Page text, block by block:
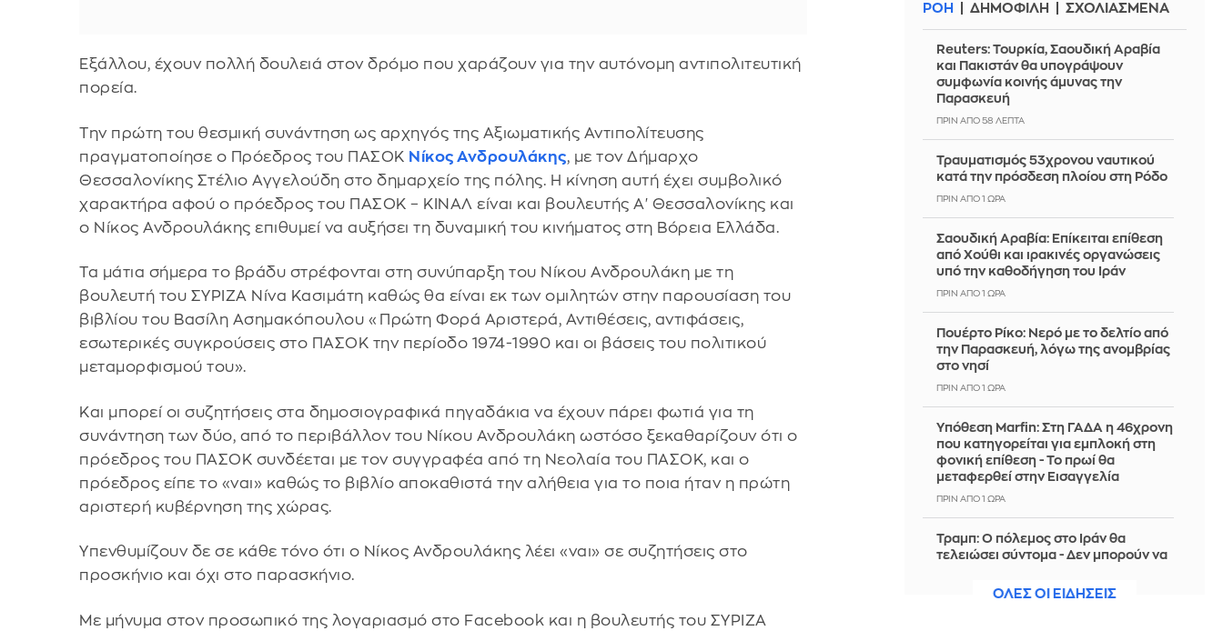
Εξάλλου, έχουν πολλή δουλειά στον δρόμο που χαράζουν για την αυτόνομη αντιπολιτευτική
πορεία.
Την πρώτη του θεσμική συνάντηση ως αρχηγός της Αξιωματικής Αντιπολίτευσης
πραγματοποίησε ο Πρόεδρος του ΠΑΣΟΚ Νίκος Ανδρουλάκης, με τον Δήμαρχο
Θεσσαλονίκης Στέλιο Αγγελούδη στο δημαρχείο της πόλης. Η κίνηση αυτή έχει συμβολικό
χαρακτήρα αφού ο πρόεδρος του ΠΑΣΟΚ – ΚΙΝΑΛ είναι και βουλευτής Α' Θεσσαλονίκης και
ο Νίκος Ανδρουλάκης επιθυμεί να αυξήσει τη δυναμική του κινήματος στη Βόρεια Ελλάδα.
Τα μάτια σήμερα το βράδυ στρέφονται στη συνύπαρξη του Νίκου Ανδρουλάκη με τη
βουλευτή του ΣΥΡΙΖΑ Νίνα Κασιμάτη καθώς θα είναι εκ των ομιλητών στην παρουσίαση του
βιβλίου του Βασίλη Ασημακόπουλου «Πρώτη Φορά Αριστερά, Αντιθέσεις, αντιφάσεις,
εσωτερικές συγκρούσεις στο ΠΑΣΟΚ την περίοδο 1974-1990 και οι βάσεις του πολιτικού
μεταμορφισμού του».
Και μπορεί οι συζητήσεις στα δημοσιογραφικά πηγαδάκια να έχουν πάρει φωτιά για τη
συνάντηση των δύο, από το περιβάλλον του Νίκου Ανδρουλάκη ωστόσο ξεκαθαρίζουν ότι ο
πρόεδρος του ΠΑΣΟΚ συνδέεται με τον συγγραφέα από τη Νεολαία του ΠΑΣΟΚ, και ο
πρόεδρος είπε το «ναι» καθώς το βιβλίο αποκαθιστά την αλήθεια για το ποια ήταν η πρώτη
αριστερή κυβέρνηση της χώρας.
Υπενθυμίζουν δε σε κάθε τόνο ότι ο Νίκος Ανδρουλάκης λέει «ναι» σε συζητήσεις στο
προσκήνιο και όχι στο παρασκήνιο.
Με μήνυμα στον προσωπικό της λογαριασμό στο Facebook και η βουλευτής του ΣΥΡΙΖΑ
ΡΟΗ ΔΗΜΟΦΙΛΗ ΣΧΟΛΙΑΣΜΕΝΑ
Reuters: Τουρκία, Σαουδική Αραβία
και Πακιστάν θα υπογράψουν
συμφωνία κοινής άμυνας την
Παρασκευή
ΠΡΙΝ ΑΠΌ 58 ΛΕΠΤΆ
Τραυματισμός 53χρονου ναυτικού
κατά την πρόσδεση πλοίου στη Ρόδο
ΠΡΙΝ ΑΠΌ 1 ΏΡΑ
Σαουδική Αραβία: Επίκειται επίθεση
από Χούθι και ιρακινές οργανώσεις
υπό την καθοδήγηση του Ιράν
ΠΡΙΝ ΑΠΌ 1 ΏΡΑ
Πουέρτο Ρίκο: Νερό με το δελτίο από
την Παρασκευή, λόγω της ανομβρίας
στο νησί
ΠΡΙΝ ΑΠΌ 1 ΏΡΑ
Υπόθεση Marfin: Στη ΓΑΔΑ η 46χρονη
που κατηγορείται για εμπλοκή στη
φονική επίθεση - Το πρωί θα
μεταφερθεί στην Εισαγγελία
ΠΡΙΝ ΑΠΌ 1 ΏΡΑ
Τραμπ: Ο πόλεμος στο Ιράν θα
τελειώσει σύντομα - Δεν μπορούν να
ΠΡΙΝ ΑΠΌ 1 ΏΡΑΟΛΕΣ ΟΙ ΕΙΔΗΣΕΙΣ